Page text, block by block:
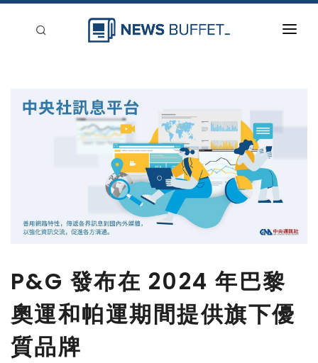
P&G 發布在 2024 年巴黎
奧運和帕運期間提供旗下優
質品牌